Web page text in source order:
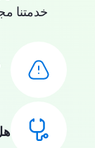
خدمتنا